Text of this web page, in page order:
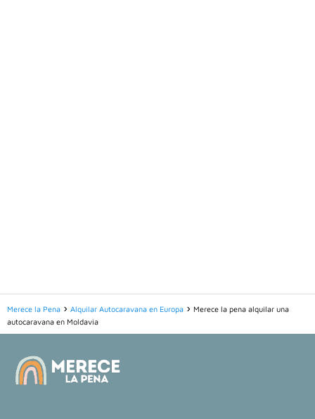
Merece la Pena Alquilar Autocaravana en Europa
Merece la pena alquilar una
autocaravana en Moldavia